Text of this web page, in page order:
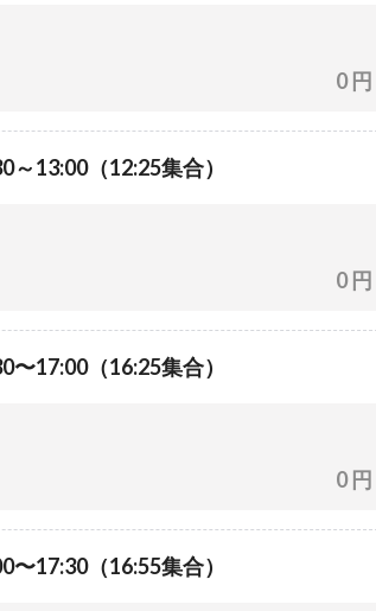
0 円
～13:00（12:25集合）
0 円
〜17:00（16:25集合）
0 円
〜17:30（16:55集合）